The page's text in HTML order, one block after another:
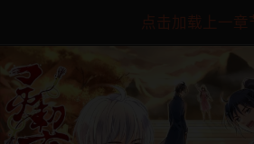
点击加载上一章